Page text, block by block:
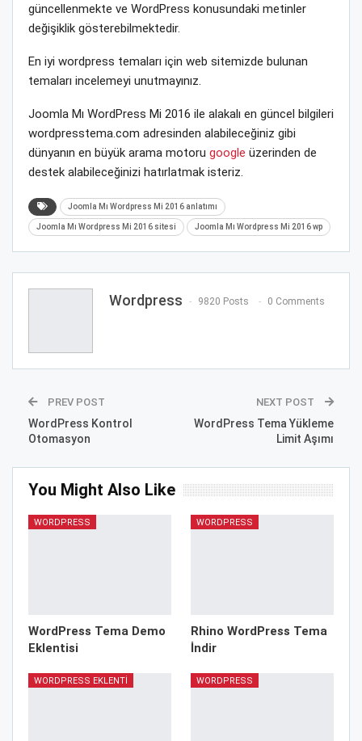
güncellenmekte ve WordPress konusundaki metinler
değişiklik gösterebilmektedir.
En iyi wordpress temaları için web sitemizde bulunan
temaları incelemeyi unutmayınız.
Joomla Mı WordPress Mi 2016 ile alakalı en güncel bilgileri
wordpresstema.com adresinden alabileceğiniz gibi
dünyanın en büyük arama motoru google üzerinden de
destek alabileceğinizi hatırlatmak isteriz.
Joomla Mı Wordpress Mi 2016 anlatımı
Joomla Mı Wordpress Mi 2016 sitesi Joomla Mı Wordpress Mi 2016 wp
Wordpress 9820 Posts 0 Comments
PREV POST
WordPress Kontrol
Otomasyon
NEXT POST
WordPress Tema Yükleme
Limit Aşımı
You Might Also Like
WORDPRESS
WordPress Tema Demo
Eklentisi
WORDPRESS
Rhino WordPress Tema
İndir
WORDPRESS EKLENTI WORDPRESS